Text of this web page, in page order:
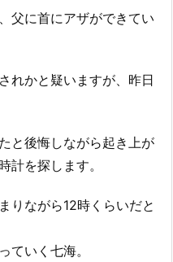
父に首にアザができてい
れかと疑いますが、昨日
と後悔しながら起き上が
計を探します。
りながら12時くらいだと
ていく七海。